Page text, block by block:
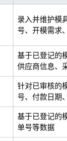
录入并维护模
号、开模需求
基于已登记的
供应商信息、
针对已审核的
号、付款日期
基于已登记的
单号等数据